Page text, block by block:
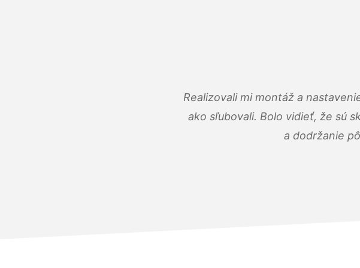
Realizovali mi montáž a
ako sľubovali. Bolo vidieť, že sú
a dodržanie